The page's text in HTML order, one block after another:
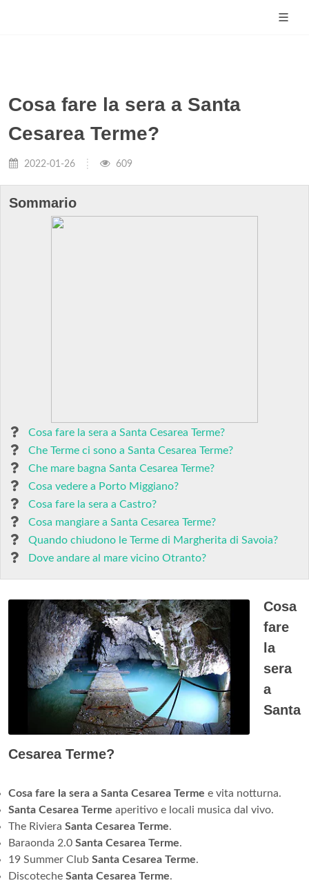
Cosa fare la sera a Santa
Cesarea Terme?
2022-01-26 609
Sommario
Cosa fare la sera a Santa Cesarea Terme?
Che Terme ci sono a Santa Cesarea Terme?
Che mare bagna Santa Cesarea Terme?
Cosa vedere a Porto Miggiano?
Cosa fare la sera a Castro?
Cosa mangiare a Santa Cesarea Terme?
Quando chiudono le Terme di Margherita di Savoia?
Dove andare al mare vicino Otranto?
Cosa
fare
la
sera
a
Santa
Cesarea Terme?
Cosa fare la sera a Santa Cesarea Terme e vita notturna.
Santa Cesarea Terme aperitivo e locali musica dal vivo.
The Riviera Santa Cesarea Terme.
Baraonda 2.0 Santa Cesarea Terme.
19 Summer Club Santa Cesarea Terme.
Discoteche Santa Cesarea Terme.